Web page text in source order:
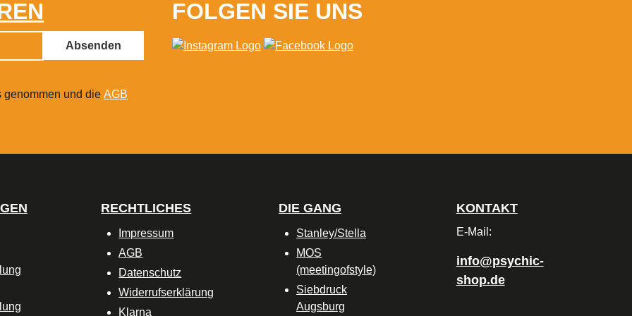
Absenden
und die AGB
FOLGEN SIE UNS
RECHTLICHES
Impressum
AGB
Datenschutz
Widerrufserklärung
Klarna
DIE GANG
Stanley/Stella
MOS
(meetingofstyle)
Siebdruck
Augsburg
KONTAKT
E-Mail:
info@psychic-
shop.de